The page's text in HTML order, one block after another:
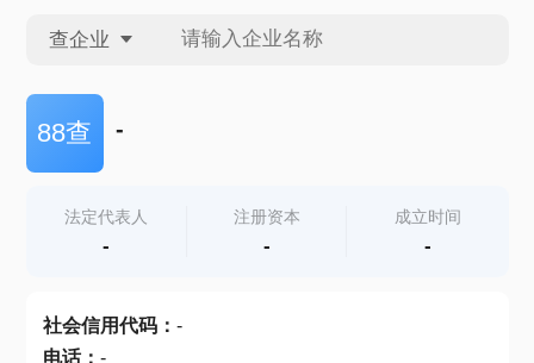
查企业
查企业
查产地
88查 -
法定代表人
-
注册资本
-
成立时间
-
社会信用代码： -
电话： -